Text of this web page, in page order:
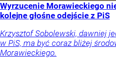
Wyrzucenie Morawieckiego
kolejne głośne odejście z PiS
Krzysztof Sobolewski, dawniej
w PiS, ma być coraz bliżej
Morawieckiego.